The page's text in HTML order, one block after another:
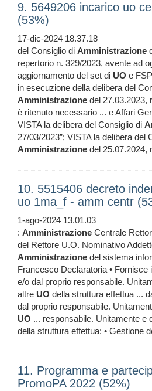
9. 5649206 incarico uo
(53%)
17-dic-2024 18.37.18
del Consiglio di Amministrazione
repertorio n. 329/2023, avente ad
aggiornamento del set di UO e
in esecuzione della delibera del
Amministrazione del 27.03.2023,
è ritenuto necessario ... e Affari
VISTA la delibera del Consiglio di
27/03/2023”; VISTA la delibera del
Amministrazione del 25.07.2024,
10. 5515406 decreto
uo 1ma_f - amm centr
1-ago-2024 13.01.03
: Amministrazione Centrale
del Rettore U.O. Nominativo
Amministrazione del sistema
Francesco Declaratoria • Fornisce
e/o dal proprio responsabile.
altre UO della struttura effettua ...
dal proprio responsabile.
UO ... responsabile. Unitamente e
della struttura effettua: • Gestione
11. Programma e
PromoPA 2022 (52%)